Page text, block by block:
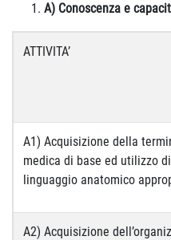
A) Conoscenza e
ATTIVITA’
A1) Acquisizione della
medica di base ed utilizzo
linguaggio anatomico
A2) Acquisizione